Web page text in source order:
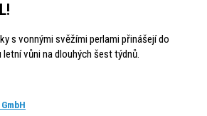
s vonnými svěžími perlami přinášejí do
vůni na dlouhých šest týdnů.